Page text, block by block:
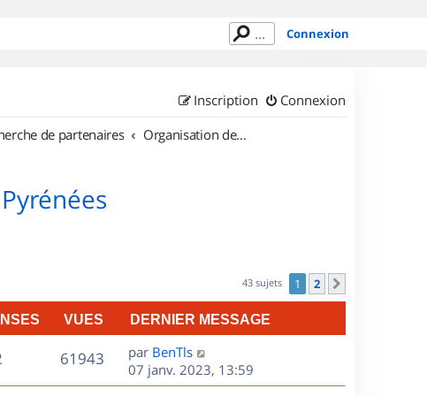
Connexion
Connexion
Inscription
de partenaires Organisation de sorties en région Midi Pyrénées
43 sujets 1 2
VUES DERNIER MESSAGE
R
é
61943V
u
D
e
r
par BenTls
07 janv. 2023, 13:59